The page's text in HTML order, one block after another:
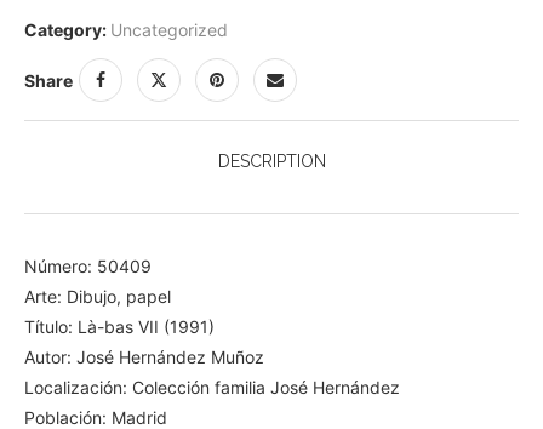
Category: Uncategorized
Share
DESCRIPTION
Número: 50409
Arte: Dibujo, papel
Título: Là-bas VII (1991)
Autor: José Hernández Muñoz
Localización: Colección familia José Hernández
Población: Madrid